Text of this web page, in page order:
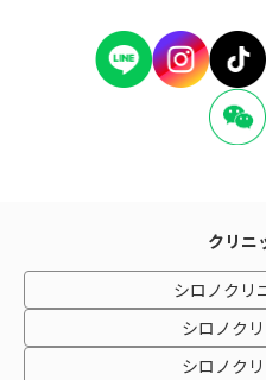
クリニ
シロノクリ
シロノク
シロノク